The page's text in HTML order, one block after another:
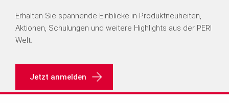
f
Erhalten Sie spannende Einblicke in Produktneuheiten,
Aktionen, Schulungen und weitere Highlights aus der PERI
Welt.
Jetzt anmelden